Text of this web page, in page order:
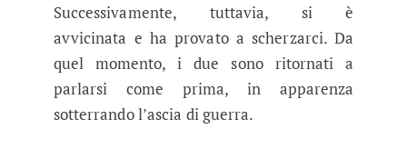
Successivamente, tuttavia, si è
avvicinata e ha provato a scherzarci. Da
quel momento, i due sono ritornati a
parlarsi come prima, in apparenza
sotterrando l’ascia di guerra.